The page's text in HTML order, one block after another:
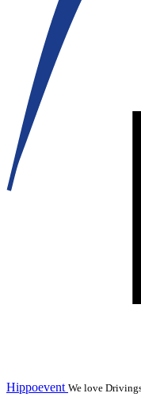
Hippoevent We love